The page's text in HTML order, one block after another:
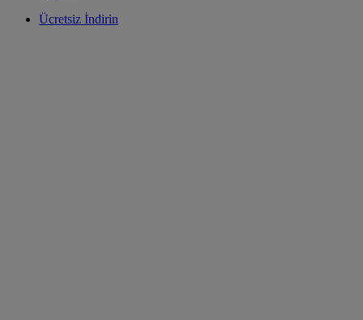
Ücretsiz İndirin